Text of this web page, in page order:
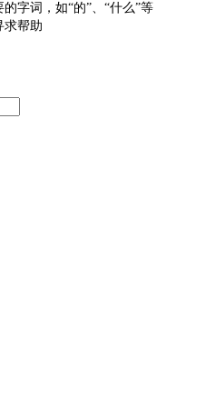
字词，如“的”、“什么”等
求帮助